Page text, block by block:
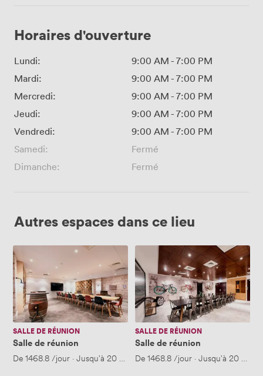
Horaires d'ouverture
Lundi: 9:00 AM - 7:00 PM
Mardi:
9:00 AM - 7:00 PM
Mercredi:
9:00 AM - 7:00 PM
Jeudi:
9:00 AM - 7:00 PM
Vendredi:
9:00 AM - 7:00 PM
Samedi:
Fermé
Dimanche:
Fermé
Autres espaces dans ce lieu
Salle
de
réunion
SALLE DE RÉUNION
Salle de réunion
De1468.8/jour ·Jusqu'à 20 personnes
Salle
de
réunion
SALLE DE RÉUNION
Salle de réunion
De1468.8/jour ·Jusqu'à 20